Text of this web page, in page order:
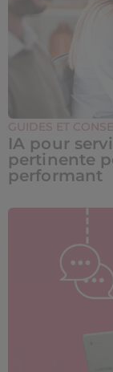
GUIDES ET
IA pour
pertinente
performant